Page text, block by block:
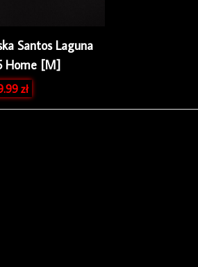
Santos Laguna
Home [M]
zł